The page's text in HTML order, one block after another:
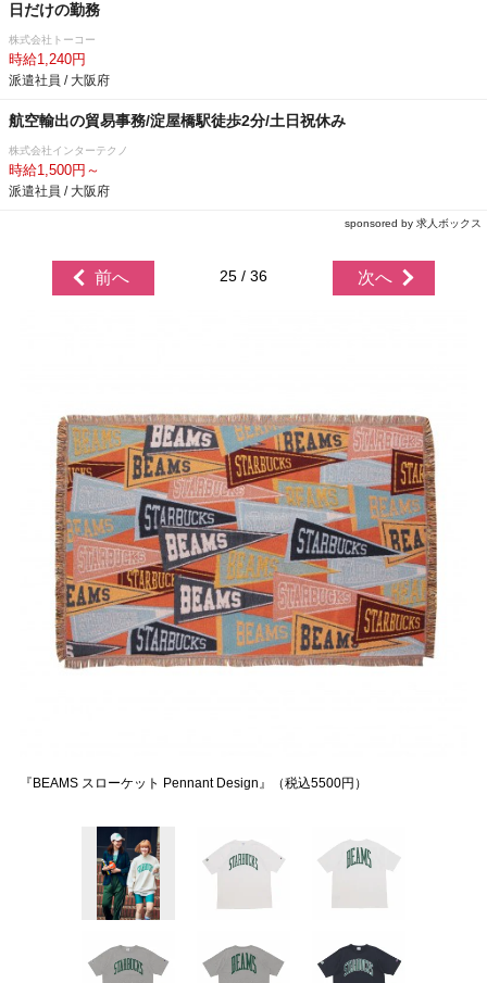
日だけの勤務
株式会社トーコー
時給1,240円
派遣社員 / 大阪府
航空輸出の貿易事務/淀屋橋駅徒歩2分/土日祝休み
株式会社インターテクノ
時給1,500円～
派遣社員 / 大阪府
sponsored by 求人ボックス
前へ 25 / 36 次へ
『BEAMS スローケット Pennant Design』（税込5500円）